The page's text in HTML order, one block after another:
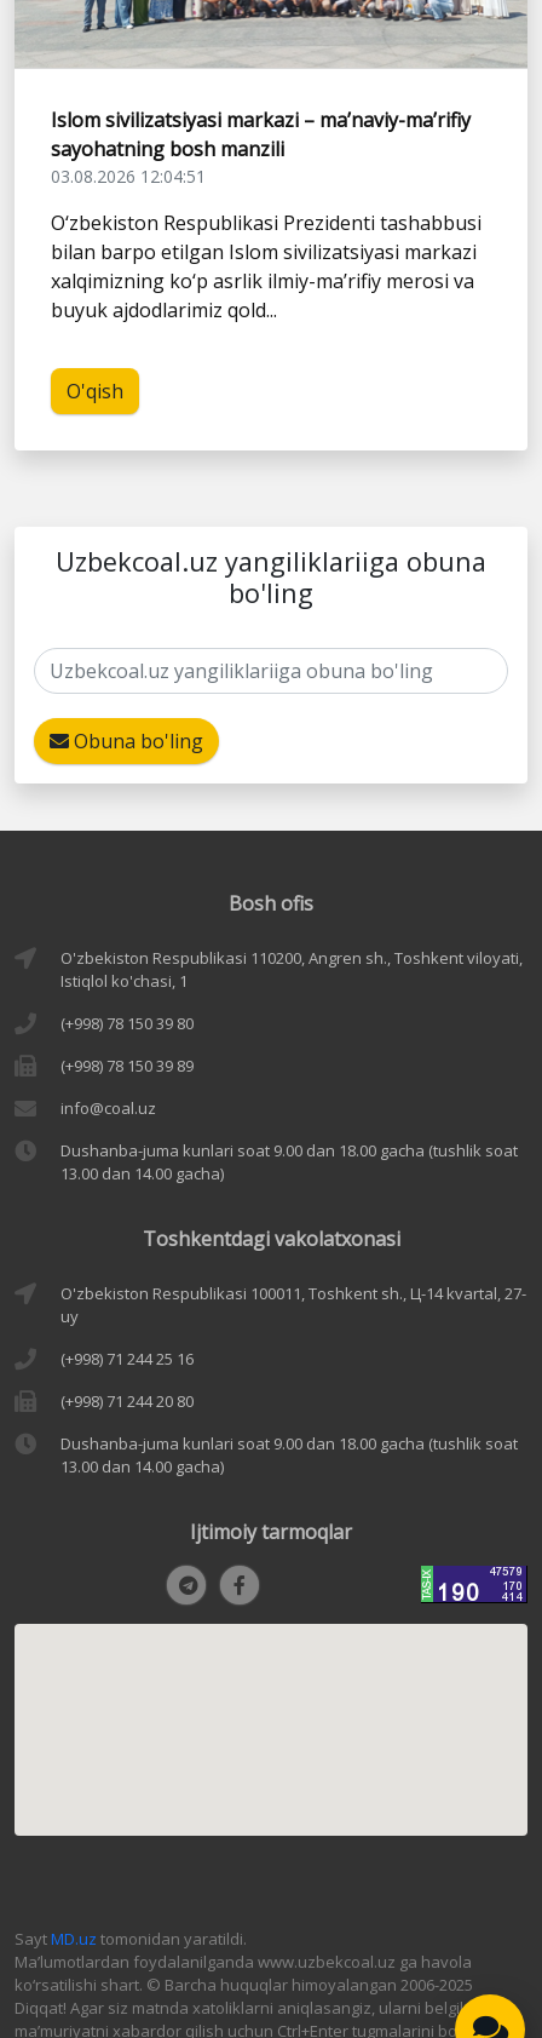
Islom sivilizatsiyasi markazi – ma’naviy-ma’rifiy
sayohatning bosh manzili
03.08.2026 12:04:51
O‘zbekiston Respublikasi Prezidenti tashabbusi
bilan barpo etilgan Islom sivilizatsiyasi markazi
xalqimizning ko‘p asrlik ilmiy-ma’rifiy merosi va
buyuk ajdodlarimiz qold...
O'qish
Uzbekcoal.uz yangiliklariiga obuna
bo'ling
Obuna bo'ling
Bosh ofis
O'zbekiston Respublikasi 110200, Angren sh., Toshkent viloyati,
Istiqlol ko'chasi, 1
(+998) 78 150 39 80
(+998) 78 150 39 89
info@coal.uz
Dushanba-juma kunlari soat 9.00 dan 18.00 gacha (tushlik soat
13.00 dan 14.00 gacha)
Toshkentdagi vakolatxonasi
O'zbekiston Respublikasi 100011, Toshkent sh., Ц-14 kvartal, 27-
uy
(+998) 71 244 25 16
(+998) 71 244 20 80
Dushanba-juma kunlari soat 9.00 dan 18.00 gacha (tushlik soat
13.00 dan 14.00 gacha)
Ijtimoiy tarmoqlar
SaytMD.uz tomonidan yaratildi.
Ma’lumotlardan foydalanilganda www.uzbekcoal.uz ga havola
ko‘rsatilishi shart. © Barcha huquqlar himoyalangan 2006-2025
Diqqat! Agar siz matnda xatoliklarni aniqlasangiz, ularni belgilab,
ma’muriyatni xabardor qilish uchun Ctrl+Enter tugmalarini bosing.